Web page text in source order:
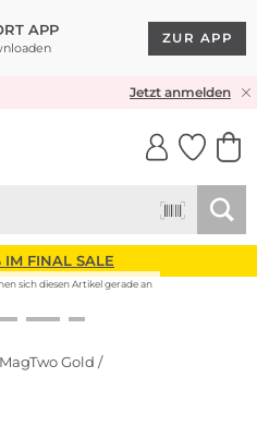
APP
ZUR APP
& RÜCKVERSANDJetzt anmelden
IM FINAL SALE
sich diesen Artikel gerade an
Gold /